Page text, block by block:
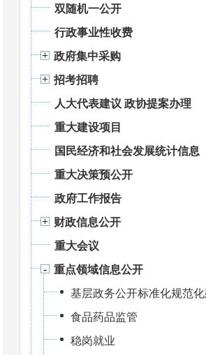
双随机一公开
行政事业性收费
政府集中采购
招考招聘
人大代表建议 政协提案办理
重大建设项目
国民经济和社会发展统计信息
重大决策预公开
政府工作报告
财政信息公开
重大会议
重点领域信息公开
基层政务公开标准化规范
食品药品监管
稳岗就业